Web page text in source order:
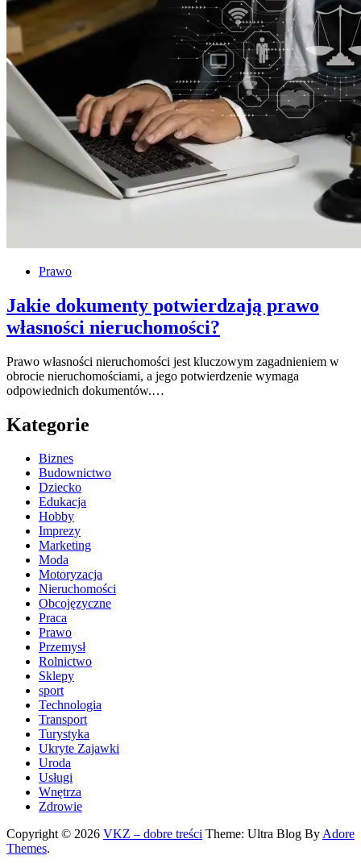
Prawo
Jakie dokumenty potwierdzają prawo
własności nieruchomości?
Prawo własności nieruchomości jest kluczowym zagadnieniem w
obrocie nieruchomościami, a jego potwierdzenie wymaga
odpowiednich dokumentów.…
Kategorie
Biznes
Budownictwo
Dziecko
Edukacja
Hobby
Imprezy
Marketing
Moda
Motoryzacja
Nieruchomości
Obcojęzyczne
Praca
Prawo
Przemysł
Rolnictwo
Sklepy
sport
Technologia
Transport
Turystyka
Ukryte Zajawki
Uroda
Usługi
Wnętrza
Zdrowie
Copyright © 2026 VKZ – dobre treści Theme: Ultra Blog ByAdore
Themes.